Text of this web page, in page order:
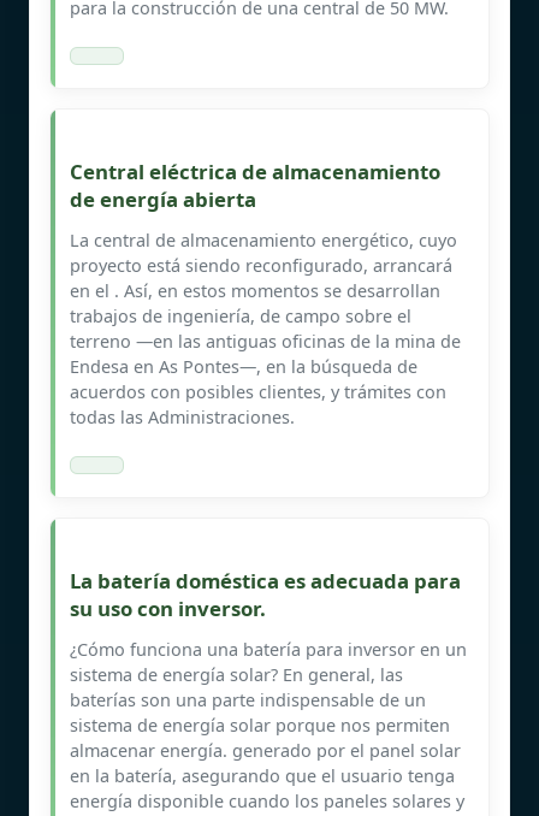
para la construcción de una central de 50 MW.
Central eléctrica de almacenamiento
de energía abierta
La central de almacenamiento energético, cuyo
proyecto está siendo reconfigurado, arrancará
en el . Así, en estos momentos se desarrollan
trabajos de ingeniería, de campo sobre el
terreno —en las antiguas oficinas de la mina de
Endesa en As Pontes—, en la búsqueda de
acuerdos con posibles clientes, y trámites con
todas las Administraciones.
La batería doméstica es adecuada para
su uso con inversor.
¿Cómo funciona una batería para inversor en un
sistema de energía solar? En general, las
baterías son una parte indispensable de un
sistema de energía solar porque nos permiten
almacenar energía. generado por el panel solar
en la batería, asegurando que el usuario tenga
energía disponible cuando los paneles solares y